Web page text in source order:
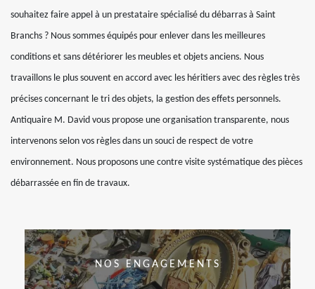
souhaitez faire appel à un prestataire spécialisé du débarras à Saint
Branchs ? Nous sommes équipés pour enlever dans les meilleures
conditions et sans détériorer les meubles et objets anciens. Nous
travaillons le plus souvent en accord avec les héritiers avec des règles très
précises concernant le tri des objets, la gestion des effets personnels.
Antiquaire M. David vous propose une organisation transparente, nous
intervenons selon vos règles dans un souci de respect de votre
environnement. Nous proposons une contre visite systématique des pièces
débarrassée en fin de travaux.
NOS ENGAGEMENTS